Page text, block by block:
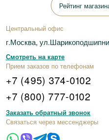
Рейтинг
Центральный офис
г.Москва,
Смотреть на карте
Прием заказов по телефонам
+7 (495) 374-0102
+7 (800) 777-0102
Заказать обратный звонок
Связаться через мессенджеры